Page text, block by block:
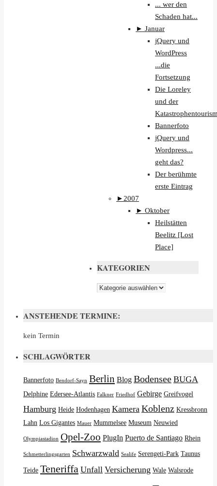
... wer den
Schaden hat...
► Januar
jQuery und
WordPress
...die
Fortsetzung
Die Loreley
und der
Bannerfoto
jQuery und
Wordpress...
geht das?
Der berühmte
erste Eintrag
► 2007
► Oktober
Heilstätten
Beelitz [Lost
Place]
KATEGORIEN
Kategorien
ANSTEHENDE TERMINE:
kein Termin
SCHLAGWÖRTER
Bannerfoto Bendorf-Sayn Berlin Blog Bodensee BUGA
Delphine Edersee-Atlantis Falkner Friedhof Gebirge Greifvogel
Hamburg Heide Hodenhagen Kamera Koblenz Kressbronn
Lahn Los Gigantes Mauer Mummelsee Museum Neuwied
Olympiastadion Opel-Zoo PlugIn Puerto de Santiago Rhein
Schmetterlingsgarten Schwarzwald Sealife Serengeti-Park Taunus
Teide Teneriffa Unfall Versicherung Wale Walsrode